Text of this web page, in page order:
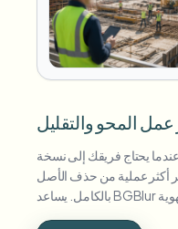
المحو والتقليل
يحتاج فريقك إلى نسخة
أكثر عملية من حذف الأصل